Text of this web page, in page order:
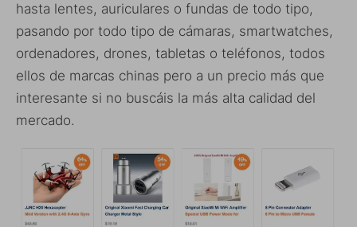
hasta lentes, auriculares o fundas de todo tipo,
pasando por todo tipo de cámaras, smartwatches,
ordenadores, drones, tabletas o teléfonos, todos
ellos de marcas chinas pero a un precio más que
interesante si no buscáis la más alta calidad del
mercado.